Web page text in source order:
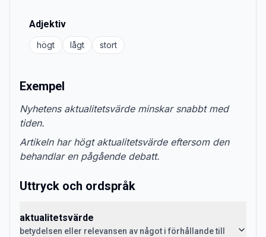
Adjektiv
högt lågt stort
Exempel
Nyhetens aktualitetsvärde minskar snabbt med
tiden.
Artikeln har högt aktualitetsvärde eftersom den
behandlar en pågående debatt.
Uttryck och ordspråk
aktualitetsvärde
betydelsen eller relevansen av något i förhållande till